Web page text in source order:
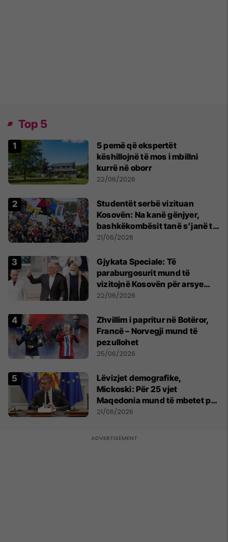
Top 5
5 pemë që ekspertët
këshillojnë të mos i mbillni
kurrë në oborr
22/06/2026
Studentët serbë vizituan
Kosovën: Na kanë gënjyer,
bashkëkombësit tanë s’janë të
shtypur
21/06/2026
​Gjykata Speciale: Të
paraburgosurit mund të
vizitojnë Kosovën për arsye
humanitare
22/06/2026
Zhvillim i papritur në Botëror,
Francë – Norvegji mund të
pezullohet
25/06/2026
Lëvizjet demografike,
Mickoski: Për 25 vjet
Maqedonia mund të mbetet pa
150 mijë deri në 250 mijë
21/06/2026